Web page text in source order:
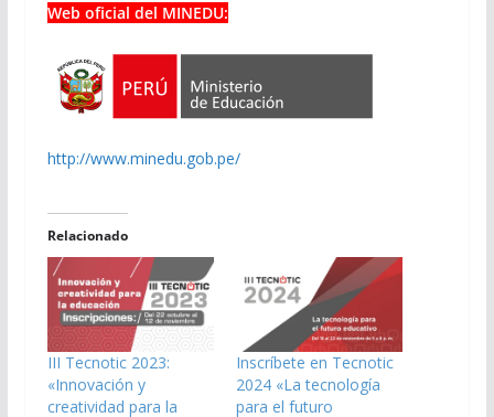
Web oficial del MINEDU:
http://www.minedu.gob.pe/
Relacionado
III Tecnotic 2023:
«Innovación y
creatividad para la
Inscríbete en Tecnotic
2024 «La tecnología
para el futuro